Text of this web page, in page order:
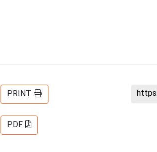
PRINT
PDF